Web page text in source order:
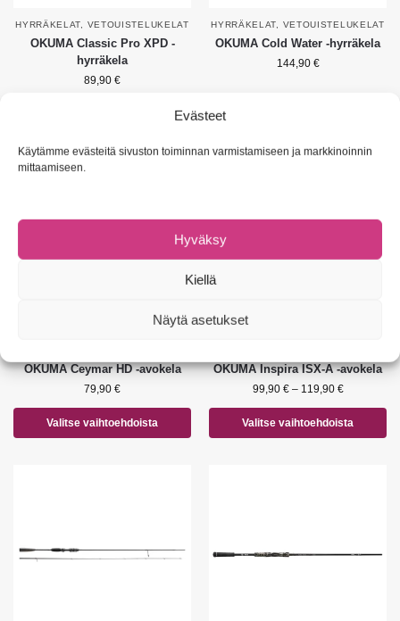
Evästeet
Käytämme evästeitä sivuston toiminnan varmistamiseen ja markkinoinnin
mittaamiseen.
Hyväksy
Kiellä
Näytä asetukset
HYRRÄKELAT VETOUISTELUKELAT
OKUMA Classic Pro XPD -
hyrräkela
89,90 €
HYRRÄKELAT VETOUISTELUKELAT
OKUMA Cold Water -hyrräkela
144,90 €
OKUMA Ceymar HD -avokela
79,90 €
Valitse vaihtoehdoista
OKUMA Inspira ISX-A -avokela
99,90 € – 119,90 €
Valitse vaihtoehdoista